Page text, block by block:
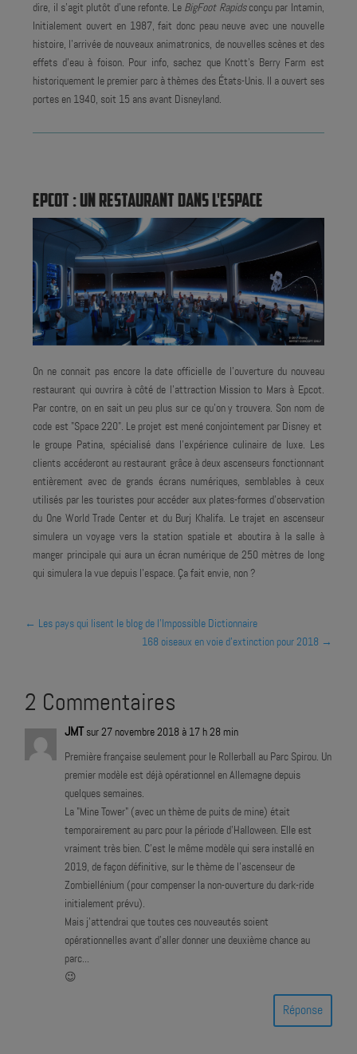
dire, il s'agit plutôt d'une refonte. Le BigFoot Rapidsconçu par Intamin,
Initialement ouvert en 1987, fait donc peau neuve avec une nouvelle
histoire, l'arrivée de nouveaux animatronics, de nouvelles scènes et des
effets d'eau à foison. Pour info, sachez que Knott's Berry Farm est
historiquement le premier parc à thèmes des États-Unis. Il a ouvert ses
portes en 1940, soit 15 ans avant Disneyland.
EPCOT : UN RESTAURANT DANS L'ESPACE
On ne connait pas encore la date officielle de l'ouverture du nouveau
restaurant qui ouvrira à côté de l'attraction Mission to Mars à Epcot.
Par contre, on en sait un peu plus sur ce qu'on y trouvera. Son nom de
code est "Space 220". Le projet est mené conjointement par Disney et
le groupe Patina, spécialisé dans l’expérience culinaire de luxe. Les
clients accéderont au restaurant grâce à deux ascenseurs fonctionnant
entièrement avec de grands écrans numériques, semblables à ceux
utilisés par les touristes pour accéder aux plates-formes d'observation
du One World Trade Center et du Burj Khalifa. Le trajet en ascenseur
simulera un voyage vers la station spatiale et aboutira à la salle à
manger principale qui aura un écran numérique de 250 mètres de long
qui simulera la vue depuis l'espace. Ça fait envie, non ?
← Les pays qui lisent le blog de l'Impossible Dictionnaire
168 oiseaux en voie d'extinction pour 2018 →
2 Commentaires
JMT sur 27 novembre 2018 à 17 h 28 min
Première française seulement pour le Rollerball au Parc Spirou. Un
premier modèle est déjà opérationnel en Allemagne depuis
quelques semaines.
La "Mine Tower" (avec un thème de puits de mine) était
temporairement au parc pour la période d'Halloween. Elle est
vraiment très bien. C'est le même modèle qui sera installé en
2019, de façon définitive, sur le thème de l'ascenseur de
Zombiellénium (pour compenser la non-ouverture du dark-ride
initialement prévu).
Mais j'attendrai que toutes ces nouveautés soient
opérationnelles avant d'aller donner une deuxième chance au
parc...
😉
Réponse